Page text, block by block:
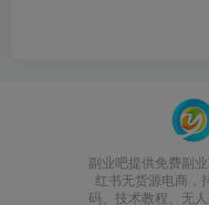
副业吧提供免费副
红书无货源电商，
码、技术教程、无